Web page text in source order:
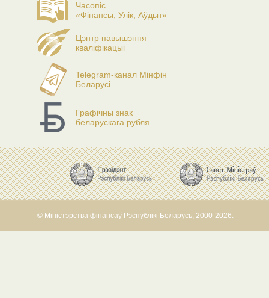
Часопіс
«Фінансы, Улік, Аўдыт»
Цэнтр павышэння
кваліфікацыі
Telegram-канал Мінфін
Беларусі
Графічны знак
беларускага рубля
© Міністэрства фінансаў Рэспублікі Беларусь, 2000-2026.